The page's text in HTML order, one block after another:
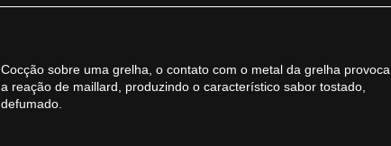
Cocção sobre uma grelha, o contato com o metal da grelha provoca
a reação de maillard, produzindo o característico sabor tostado,
defumado.